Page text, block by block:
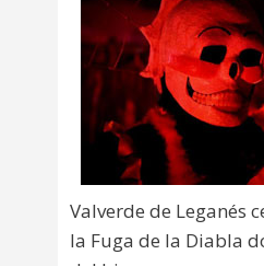
Valverde de Leganés
la Fuga de la Diabla